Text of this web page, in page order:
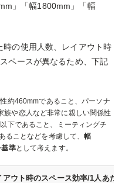
」「幅1800mm」「幅
の使用人数、レイアウト時
ペースが異なるため、下記
約460mmであること、パーソナ
族や恋人など非常に親しい関係性
下であること、ミーティングチ
ることなどを考慮して、幅
準として考えます。
アウト時のスペース効率/1人あたり